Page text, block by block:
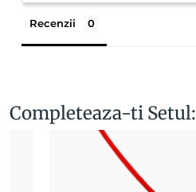
Recenzii
Completeaza-ti Setul: